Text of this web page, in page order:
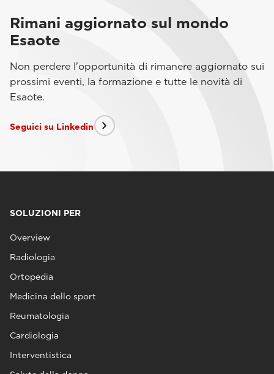
Rimani aggiornato sul mondo
Esaote
Non perdere l'opportunità di rimanere aggiornato sui
prossimi eventi, la formazione e tutte le novità di
Esaote.
Seguici su Linkedin
SOLUZIONI PER
Overview
Radiologia
Ortopedia
Medicina dello sport
Reumatologia
Cardiologia
Interventistica